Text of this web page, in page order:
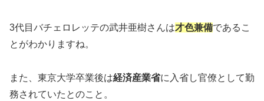
3代目バチェロレッテの武井亜樹さんは才色兼備であるこ
とがわかりますね。
また、東京大学卒業後は経済産業省に入省し官僚として勤
務されていたとのこと。